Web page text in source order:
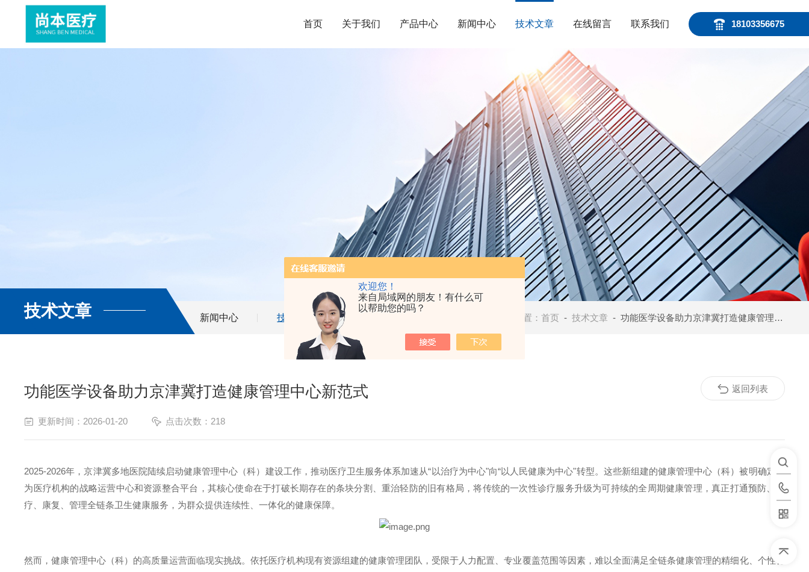
欢迎您！
来自局域网的朋友！有什么可
以帮助您的吗？
18103356675
首页 关于我们 产品中心 新闻中心 技术文章 在线留言 联系我们
技术文章 新闻中心 技术文章 当前位置：首页 -技术文章 - 功能医学设备助力京津冀打造健康管理中心新范式
功能医学设备助力京津冀打造健康管理中心新范式
更新时间：2026-01-20 点击次数：218
2025-2026年，京津冀多地医院陆续启动健康管理中心（科）建设工作，推动医疗卫生服务体系加速从“以治疗为中心"向“以人民健康为中心"转型。这些新组建的健康管理中心（科）被明确定位
为医疗机构的战略运营中心和资源整合平台，其核心使命在于打破长期存在的条块分割、重治轻防的旧有格局，将传统的一次性诊疗服务升级为可持续的全周期健康管理，真正打通预防、治
疗、康复、管理全链条卫生健康服务，为群众提供连续性、一体化的健康保障。
然而，健康管理中心（科）的高质量运营面临现实挑战。依托医疗机构现有资源组建的健康管理团队，受限于人力配置、专业覆盖范围等因素，难以全面满足全链条健康管理的精细化、个性化
返回列表